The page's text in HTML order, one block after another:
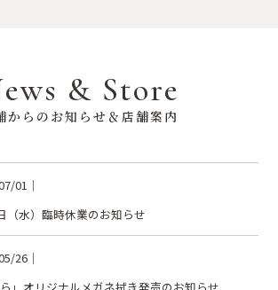
& Store
からのお知らせ＆店舗案内
01 ｜
水）臨時休業のお知らせ
26 ｜